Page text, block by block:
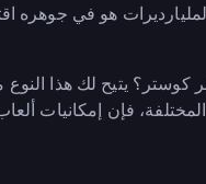
هو في جوهره
يتيح لك هذا النوع
فإن إمكانيات